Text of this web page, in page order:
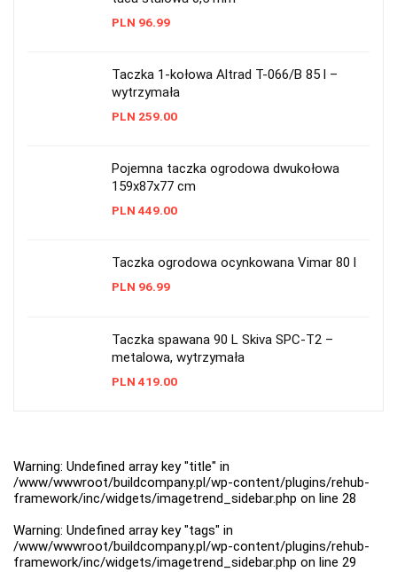
PLN 96.99
Taczka 1-kołowa Altrad T-066/B 85 l –
wytrzymała
PLN 259.00
Pojemna taczka ogrodowa dwukołowa
159x87x77 cm
PLN 449.00
Taczka ogrodowa ocynkowana Vimar 80 l
PLN 96.99
Taczka spawana 90 L Skiva SPC-T2 –
metalowa, wytrzymała
PLN 419.00
Warning: Undefined array key "title" in
/www/wwwroot/buildcompany.pl/wp-content/plugins/rehub-
framework/inc/widgets/imagetrend_sidebar.php on line 28
Warning: Undefined array key "tags" in
/www/wwwroot/buildcompany.pl/wp-content/plugins/rehub-
framework/inc/widgets/imagetrend_sidebar.php on line 29